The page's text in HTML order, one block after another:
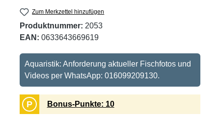
Zum Merkzettel hinzufügen
Produktnummer: 2053
EAN: 0633643669619
Aquaristik: Anforderung aktueller Fischfotos und
Videos per WhatsApp: 016099209130.
P Bonus-Punkte: 10